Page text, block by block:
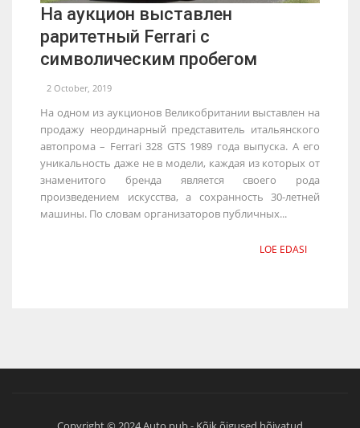
На аукцион выставлен
раритетный Ferrari с
символическим пробегом
2 October, 2019
На одном из аукционов Великобритании выставлен на
продажу неординарный представитель итальянского
автопрома – Ferrari 328 GTS 1989 года выпуска. А его
уникальность даже не в модели, каждая из которых от
знаменитого бренда является своего рода
произведением искусства, а сохранность 30-летней
машины. По словам организаторов публичных...
LOE EDASI